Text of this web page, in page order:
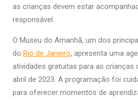
as crianças devem estar
responsável.
O Museu do Amanhã, um dos
do Rio de Janeiro, apresenta uma
atividades gratuitas para as crianças
abril de 2023. A programação foi
para oferecer momentos de